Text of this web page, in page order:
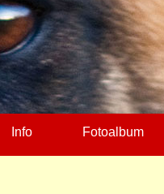
Info Fotoalbum